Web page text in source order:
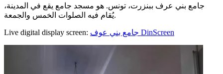
جامع بني عرف ببنزرت، تونس. هو مسجد جامع يقع في المدينة،
يُقام فيه الصلوات الخمس والجمعة.
Live digital display screen: جامع بني عوف DinScreen